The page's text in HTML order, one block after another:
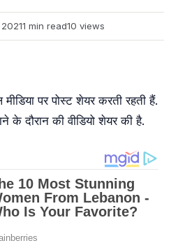
1 min read10 views
पर पोस्ट शेयर करती रहती हैं.
के दौरान की वीडियो शेयर की है.